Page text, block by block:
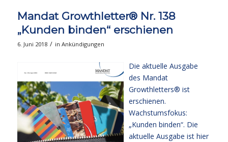
Mandat Growthletter® Nr. 138
„Kunden binden“ erschienen
6. Juni 2018 / in Ankündigungen
Die aktuelle Ausgabe
des Mandat
Growthletters® ist
erschienen.
Wachstumsfokus:
„Kunden binden“. Die
aktuelle Ausgabe ist hier